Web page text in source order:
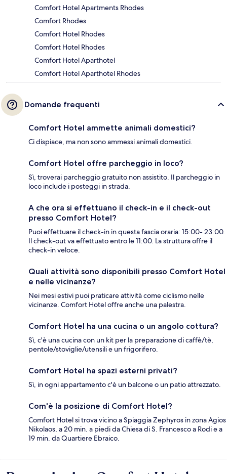
Comfort Hotel Apartments Rhodes
Comfort Rhodes
Comfort Hotel Rhodes
Comfort Hotel Rhodes
Comfort Hotel Aparthotel
Comfort Hotel Aparthotel Rhodes
Domande frequenti
Comfort Hotel ammette animali domestici?
Ci dispiace, ma non sono ammessi animali domestici.
Comfort Hotel offre parcheggio in loco?
Sì, troverai parcheggio gratuito non assistito. Il parcheggio in
loco include i posteggi in strada.
A che ora si effettuano il check-in e il check-out
presso Comfort Hotel?
Puoi effettuare il check-in in questa fascia oraria: 15:00- 23:00.
Il check-out va effettuato entro le 11:00. La struttura offre il
check-in veloce.
Quali attività sono disponibili presso Comfort Hotel
e nelle vicinanze?
Nei mesi estivi puoi praticare attività come ciclismo nelle
vicinanze. Comfort Hotel offre anche una palestra.
Comfort Hotel ha una cucina o un angolo cottura?
Sì, c'è una cucina con un kit per la preparazione di caffè/tè,
pentole/stoviglie/utensili e un frigorifero.
Comfort Hotel ha spazi esterni privati?
Sì, in ogni appartamento c'è un balcone o un patio attrezzato.
Com'è la posizione di Comfort Hotel?
Comfort Hotel si trova vicino a Spiaggia Zephyros in zona Agios
Nikolaos, a 20 min. a piedi da Chiesa di S. Francesco a Rodi e a
19 min. da Quartiere Ebraico.